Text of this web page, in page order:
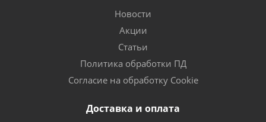
Новости
Акции
Статьи
Политика обработки ПД
Согласие на обработку Cookie
Доставка и оплата